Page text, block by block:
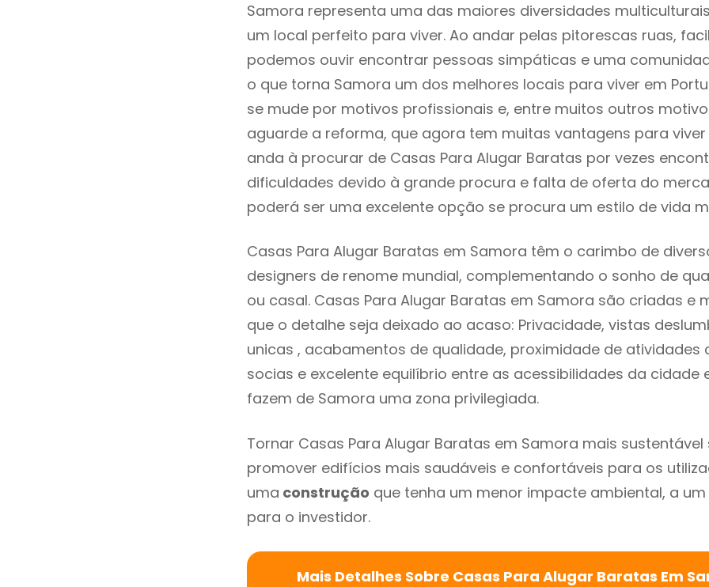
Samora representa uma das maiores diversidades
um local perfeito para viver. Ao andar pelas pitorescas ruas,
podemos ouvir encontrar pessoas simpáticas e uma
o que torna Samora um dos melhores locais para viver em
se mude por motivos profissionais e, entre muitos outros
aguarde a reforma, que agora tem muitas vantagens para viver
anda à procurar de Casas Para Alugar Baratas por vezes
dificuldades devido à grande procura e falta de oferta do
poderá ser uma excelente opção se procura um estilo de vida
Casas Para Alugar Baratas em Samora têm o carimbo de
designers de renome mundial, complementando o sonho de
ou casal. Casas Para Alugar Baratas em Samora são criadas e
que o detalhe seja deixado ao acaso: Privacidade, vistas
unicas , acabamentos de qualidade, proximidade de atividades
socias e excelente equilíbrio entre as acessibilidades da cidade
fazem de Samora uma zona privilegiada.
Tornar Casas Para Alugar Baratas em Samora mais
promover edifícios mais saudáveis e confortáveis para os
uma construção que tenha um menor impacte ambiental, a
para o investidor.
Mais Detalhes Sobre Casas Para Alugar Baratas Em